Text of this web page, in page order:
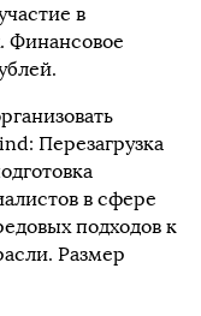
в
Финансовое
Перезагрузка
в сфере
подходов к
Размер